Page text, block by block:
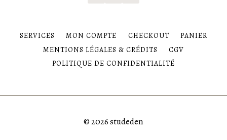
SERVICES MON COMPTE CHECKOUT
PANIER
MENTIONS LÉGALES & CRÉDITS
CGV
POLITIQUE DE CONFIDENTIALITÉ
© 2026 studeden